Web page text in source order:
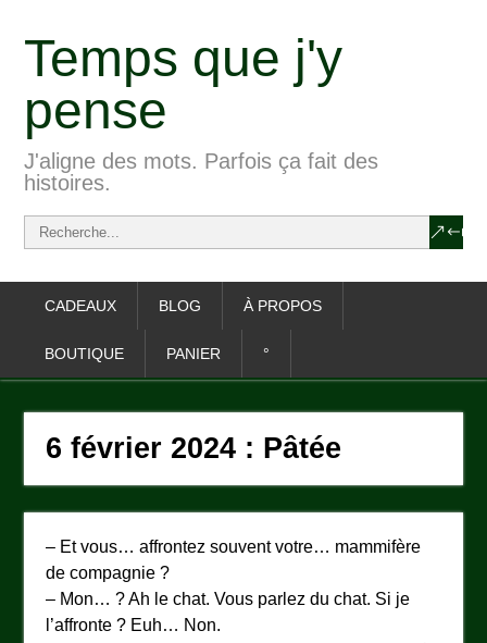
Temps que j'y
pense
J'aligne des mots. Parfois ça fait des
histoires.
CADEAUX BLOG À PROPOS
BOUTIQUE PANIER °
6 février 2024 : Pâtée
– Et vous… affrontez souvent votre… mammifère
de compagnie ?
– Mon… ? Ah le chat. Vous parlez du chat. Si je
l’affronte ? Euh… Non.